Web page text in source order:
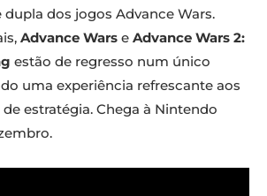
dos jogos Advance Wars.
Advance Wars e Advance Wars 2:
estão de regresso num único
uma experiência refrescante aos
estratégia. Chega à Nintendo